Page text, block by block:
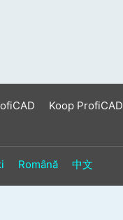
Koop ProfiCAD
Română 中文